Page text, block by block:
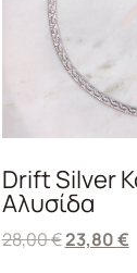
Drift Silver
Αλυσίδα
28,00€23,80€